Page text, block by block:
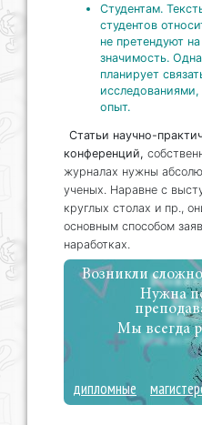
Студентам.
студентов
не претендуют
значимость.
планирует
опыт.
Статьи научно-
конференций,
журналах нужны
ученых. Наравне с
круглых столах и пр.,
основным способом
наработках.
Возникли
Нужна
Мы всегда
дипломные